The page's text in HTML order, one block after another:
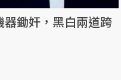
鋤奸，黑白兩道跨